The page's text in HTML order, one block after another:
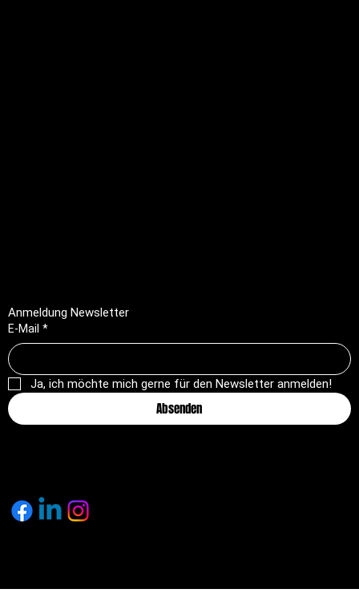
Anmeldung Newsletter
E-Mail *
Ja, ich möchte mich gerne für den Newsletter anmelden!
Absenden